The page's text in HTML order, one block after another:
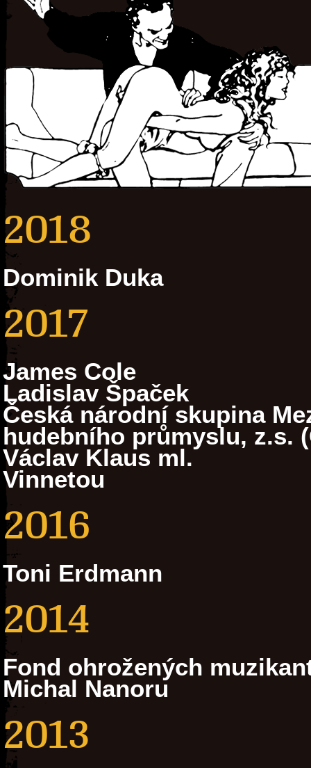
2018
Dominik Duka
2017
James Cole
Ladislav Špaček
Česká národní skupina
hudebního průmyslu, z.s.
Václav Klaus ml.
Vinnetou
2016
Toni Erdmann
2014
Fond ohrožených
Michal Nanoru
2013